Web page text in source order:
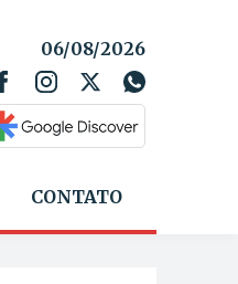
06/08/2026
CONTATO